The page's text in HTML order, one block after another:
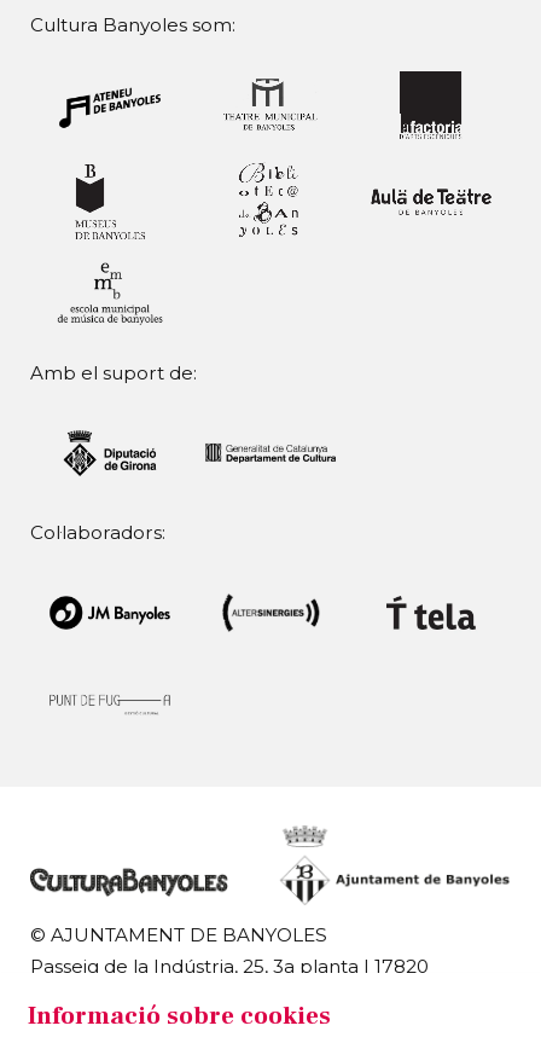
Cultura Banyoles som:
Amb el suport de:
Col·laboradors:
© AJUNTAMENT DE BANYOLES
Passeig de la Indústria, 25, 3a planta | 17820
972 58 18 48 | 972 57 00 50
Informació sobre cookies